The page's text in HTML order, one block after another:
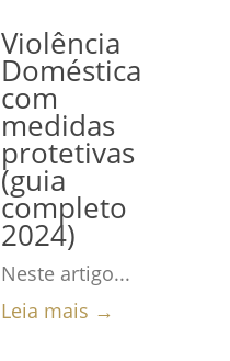
Violência
Doméstica
com
medidas
protetivas
(guia
completo
2024)
Neste artigo...
Leia mais →